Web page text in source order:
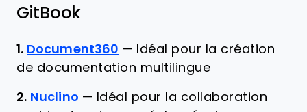
GitBook
1. Document360 —
Idéal pour la création
de documentation multilingue
2. Nuclino — Idéal pour la collaboration